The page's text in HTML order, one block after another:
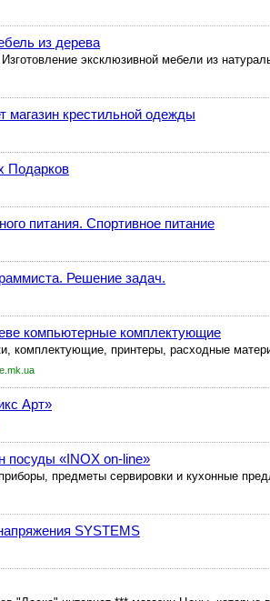
из дерева
эксклюзивной мебели из
магазин крестильной одежды
Подарков
питания. Спортивное питание
Решение задач.
компьютерные комплектующие
комплектующие, принтеры, расходные
Арт»
посуды «INOX on-line»
предметы сервировки и кухонные
SYSTEMS